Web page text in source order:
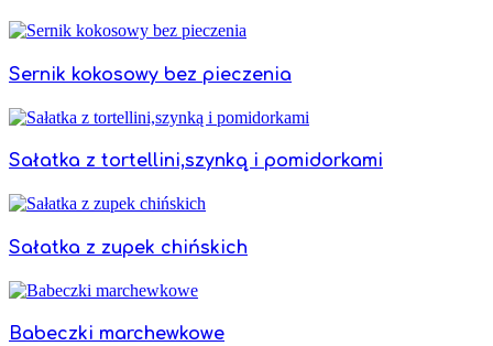
Sernik kokosowy bez pieczenia
Sałatka z tortellini,szynką i pomidorkami
Sałatka z zupek chińskich
Babeczki marchewkowe